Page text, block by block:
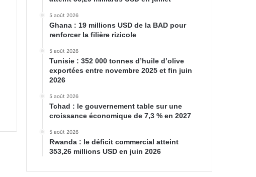
5 août 2026
Ghana : 19 millions USD de la BAD pour
renforcer la filière rizicole
5 août 2026
Tunisie : 352 000 tonnes d’huile d’olive
exportées entre novembre 2025 et fin juin
2026
5 août 2026
Tchad : le gouvernement table sur une
croissance économique de 7,3 % en 2027
5 août 2026
Rwanda : le déficit commercial atteint
353,26 millions USD en juin 2026